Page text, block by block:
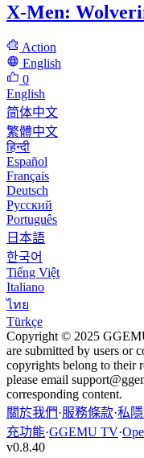
X-Men:
Action
English
0
English
简体中文
繁體中文
हिन्दी
Español
Français
Deutsch
Русский
Português
日本語
한국어
Tiếng Việt
Italiano
ไทย
Türkçe
Copyright © 2025
are submitted by users or
copyrights belong to their
please email
corresponding content.
關於我們·服務條款·私
充功能·GGEMU TV·
v0.8.40